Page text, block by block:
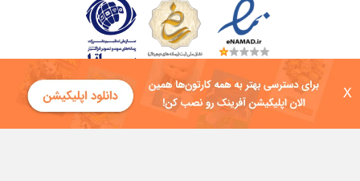
X
کلیه حقوق این سایت به شرکت توسعه فناوی هفت آسمان توکان تعلق دارد و